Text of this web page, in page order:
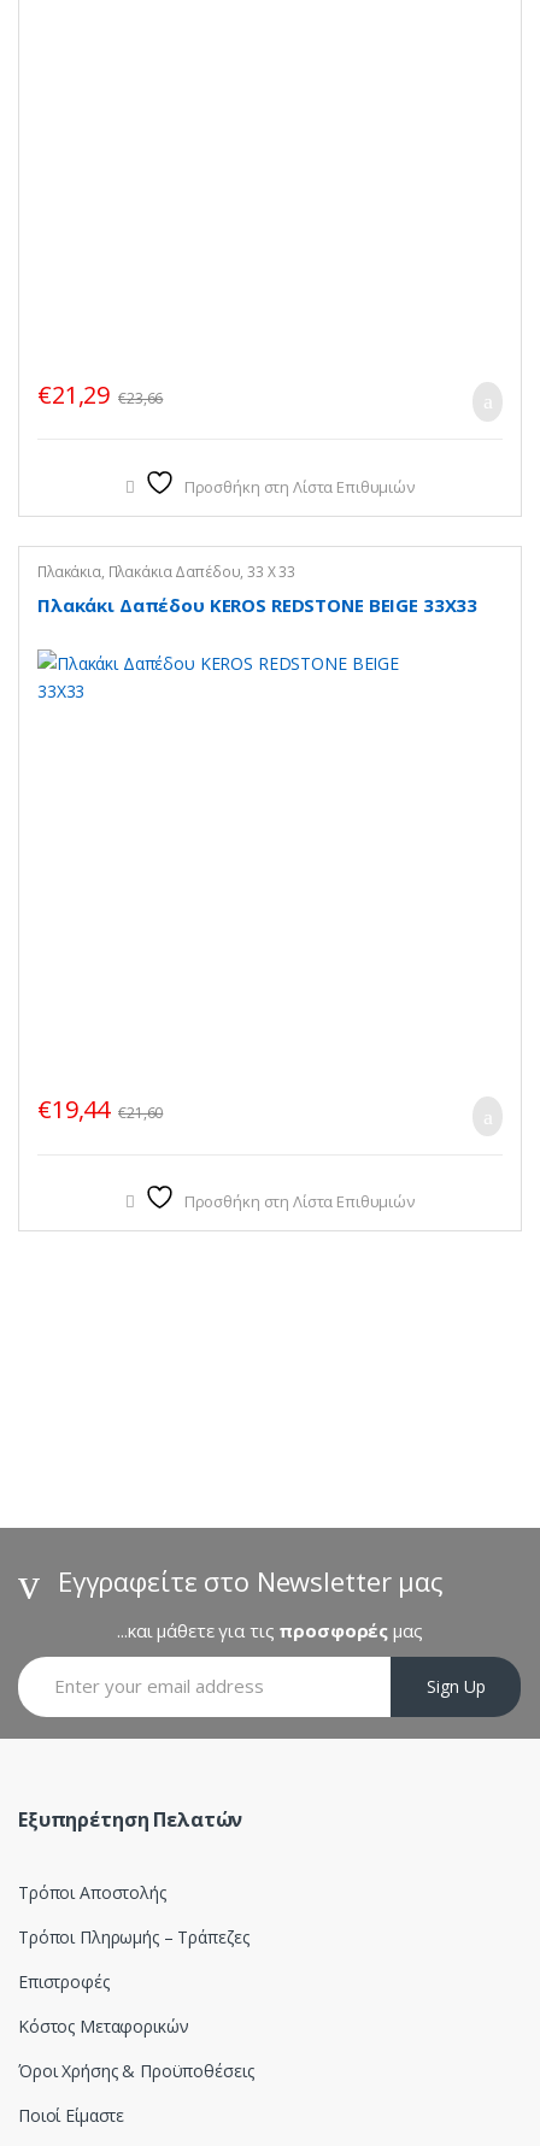
€21,29 €23,66
Προσθήκη στη Λίστα Επιθυμιών
Πλακάκια, Πλακάκια Δαπέδου,33 Χ 33
Πλακάκι Δαπέδου KEROS REDSTONE BEIGE 33X33
€19,44 €21,60
Προσθήκη στη Λίστα Επιθυμιών
d
Εγγραφείτε στο Newsletter μας
...και μάθετε για τις προσφορές μας
Sign Up
Εξυπηρέτηση Πελατών
Τρόποι Αποστολής
Τρόποι Πληρωμής – Τράπεζες
Επιστροφές
Κόστος Μεταφορικών
Όροι Χρήσης & Προϋποθέσεις
Ποιοί Είμαστε